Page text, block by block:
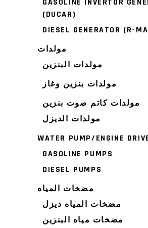
GASOLINE INVERTOR
(DUCAR)
DIESEL GENERATOR (R-
مولدات
مولدات البنزين
مولدات بنزين وغاز
مولدات كاتم صوت بنزين
مولدات الديزل
WATER PUMP/ENGINE
GASOLINE PUMPS
DIESEL PUMPS
مضخات المياه
مضخات المياه ديزل
مضخات مياه البنزين